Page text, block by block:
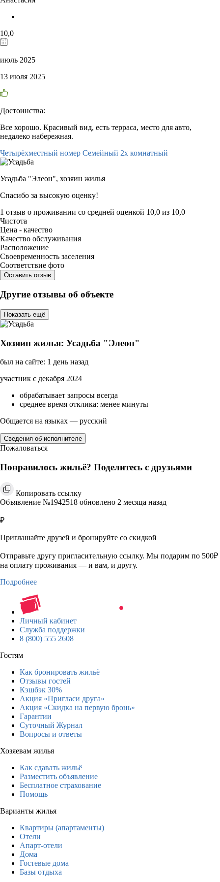
10,0
июль 2025
13 июля 2025
Достоинства:
Все хорошо. Красивый вид, есть терраса, место для авто,
недалеко набережная.
Четырёхместный номер Семейный 2х комнатный
Усадьба "Элеон", хозяин жилья
Спасибо за высокую оценку!
1 отзыв о проживании со средней оценкой 10,0 из 10,0
Чистота
Цена - качество
Качество обслуживания
Расположение
Своевременность заселения
Соответствие фото
Оставить отзыв
Другие отзывы об объекте
Показать ещё
Хозяин жилья: Усадьба "Элеон"
был на сайте: 1 день назад
участник с декабря 2024
обрабатывает запросы всегда
среднее время отклика: менее минуты
Общается на языках — русский
Сведения об исполнителе
Пожаловаться
Понравилось жильё? Поделитесь с друзьями
Копировать ссылку
Объявление №1942518 обновлено 2 месяца назад
₽
Приглашайте друзей и бронируйте со скидкой
Отправьте другу пригласительную ссылку. Мы подарим по 500₽
на оплату проживания — и вам, и другу.
Подробнее
Личный кабинет
Служба поддержки
8 (800) 555 2608
Гостям
Как бронировать жильё
Отзывы гостей
Кэшбэк 30%
Акция «Пригласи друга»
Акция «Скидка на первую бронь»
Гарантии
Суточный Журнал
Вопросы и ответы
Хозяевам жилья
Как сдавать жильё
Разместить объявление
Бесплатное страхование
Помощь
Варианты жилья
Квартиры (апартаменты)
Отели
Апарт-отели
Дома
Гостевые дома
Базы отдыха